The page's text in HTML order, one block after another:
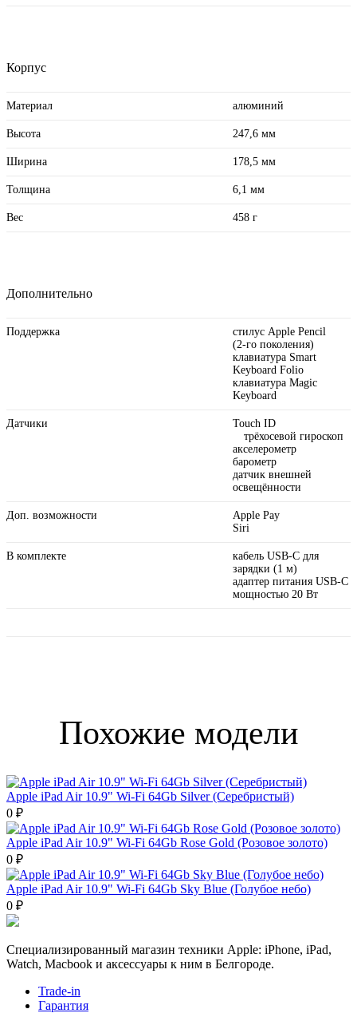
Корпус
Материал алюминий
Высота 247,6 мм
Ширина 178,5 мм
Толщина 6,1 мм
Вес 458 г
Дополнительно
Поддержка
стилус Apple Pencil
(2‑го поколения)
клавиатура Smart
Keyboard Folio
клавиатура Magic
Keyboard
Датчики
Touch ID
трёхосевой гироскоп
акселерометр
барометр
датчик внешней
освещённости
Доп. возможности
Apple Pay
Siri
В комплекте
кабель USB‑C для
зарядки (1 м)
адаптер питания USB‑C
мощностью 20 Вт
Похожие модели
Apple iPad Air 10.9" Wi-Fi 64Gb Silver (Серебристый)
0 ₽
Apple iPad Air 10.9" Wi-Fi 64Gb Rose Gold (Розовое золото)
0 ₽
Apple iPad Air 10.9" Wi-Fi 64Gb Sky Blue (Голубое небо)
0 ₽
Специализированный магазин техники Apple: iPhone, iPad,
Watch, Macbook и аксессуары к ним в Белгороде.
Trade-in
Гарантия